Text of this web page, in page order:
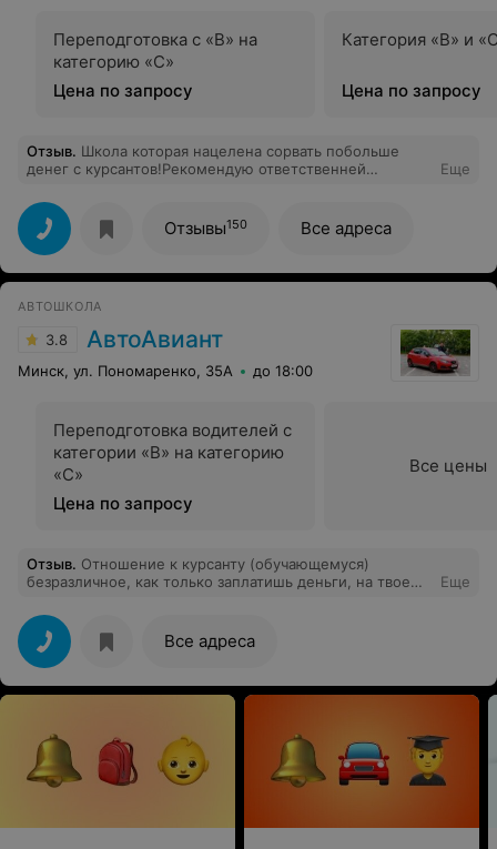
Переподготовка с «В» на
категорию «С»
Цена по запросу
Категория «B» и
Цена по запросу
Отзыв. Школа которая нацелена сорвать побольше
денег с курсантов!Рекомендую ответственней
хорошие инструкторы,но не все…
Еще
Отзывы150 Все адреса
АВТОШКОЛА
3.8 АвтоАвиант
Минск, ул. Пономаренко, 35А до 18:00
Переподготовка водителей с
категории «В» на категорию
«С»
Цена по запросу
Все цены
Отзыв. Отношение к курсанту (обучающемуся)
безразличное, как только заплатишь деньги, на твое
безразлично. В лице директора Шабловского А.В. и
непосредственно самого инструктора
(преподавателя). В роли последнего был пожилой
мужчина (старик). Главное было для него, как и
директора автошколы, расписаться в журнале расхода
ГСМ и в журнале учета времени обучения. При этом,
часа!! На втором нашем занятии, я был шокирован,
когда мне сказали идти и расставлять конусы на
площадке и готовить ее к ЗАНЯТИЮ!! За это я платил
делай элементы, а я пойду к себе в кабинет
Еще
Все адреса